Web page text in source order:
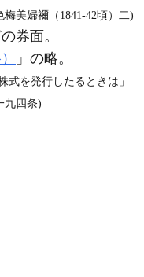
美婦禰（1841‐42頃）二)
券面。
」の略。
を発行したるときは」
九四条)